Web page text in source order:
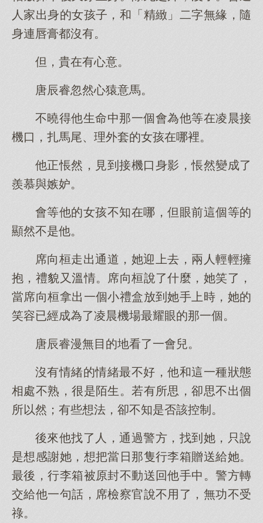
人家出身的女孩子，和「精緻」二字無緣，隨
身連唇膏都沒有。
但，貴在有心意。
唐辰睿忽然心猿意馬。
不曉得他生命中那一個會為他等在凌晨接
機口，扎馬尾、理外套的女孩在哪裡。
他正悵然，見到接機口身影，悵然變成了
羨慕與嫉妒。
會等他的女孩不知在哪，但眼前這個等的
顯然不是他。
席向桓走出通道，她迎上去，兩人輕輕擁
抱，禮貌又溫情。席向桓說了什麼，她笑了，
當席向桓拿出一個小禮盒放到她手上時，她的
笑容已經成為了凌晨機場最耀眼的那一個。
唐辰睿漫無目的地看了一會兒。
沒有情緒的情緒最不好，他和這一種狀態
相處不熟，很是陌生。若有所思，卻思不出個
所以然；有些想法，卻不知是否該控制。
後來他找了人，通過警方，找到她，只說
是想感謝她，想把當日那隻行李箱贈送給她。
最後，行李箱被原封不動送回他手中。警方轉
交給他一句話，席檢察官說不用了，無功不受
祿。